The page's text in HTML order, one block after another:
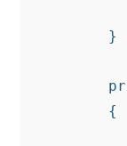
        }
        {